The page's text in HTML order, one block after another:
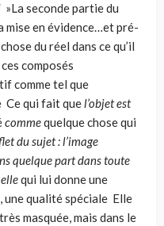
»La seconde partie du
mise en évidence…et pré­
du réel dans ce qu’il
composés
comme tel que
Ce qui fait quel’objet est
commequelque chose qui
du sujet : l’image
quelque part dans toute
ellequi lui donne une
une qualité spéciale Elle
masquée, mais dans le